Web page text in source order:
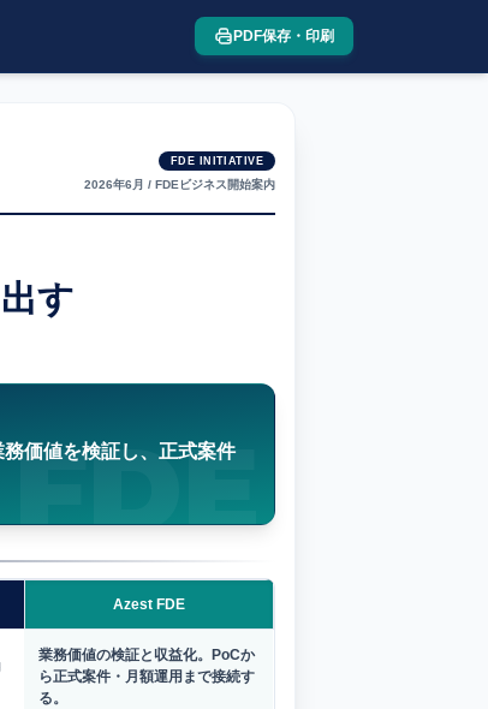
PDF保存・印刷
FDE INITIATIVE
2026年6月 / FDEビジネス開始案内
す
FDE
価値を検証し、正式案件
Azest FDE
業務価値の検証と収益化。PoCか
ら正式案件・月額運用まで接続す
る。